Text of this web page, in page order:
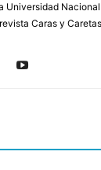
Universidad
Caras y